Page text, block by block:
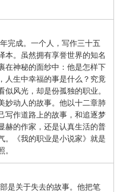
成。一个人，写作三十五
本。虽然拥有享誉世界的知名
在神秘的面纱中：他是怎样下
人生中幸福的事是什么？究竟
风光，却是份孤独的职业。
妙动人的故事。他以十二章肺
写作道路上的故事，和追逐梦
赫的作家，还是认真生活的普
。《我的职业是小说家》就是
关于失去的故事。他把笔